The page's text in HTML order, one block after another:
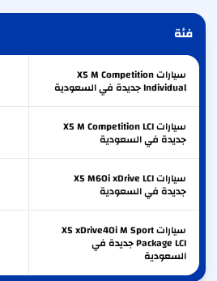
فئة
سيارات X5 M Competition
Individual جديدة في السعودية
سيارات X5 M Competition LCI
جديدة في السعودية
سيارات X5 M60i xDrive LCI
جديدة في السعودية
سيارات X5 xDrive40i M Sport
Package LCI جديدة في
السعودية